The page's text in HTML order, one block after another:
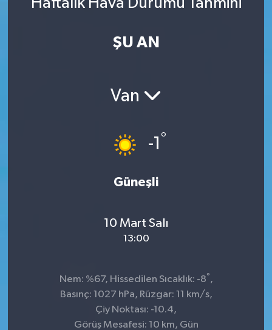
ŞU AN
Van
-1 °
Güneşli
10 Mart Salı
13:00
Nem: %67, Hissedilen Sıcaklık: -8° ,
Basınç: 1027 hPa, Rüzgar: 11 km/s,
Çiy Noktası: -10.4,
Görüş Mesafesi: 10 km, Gün
Son Dakika Haberleri